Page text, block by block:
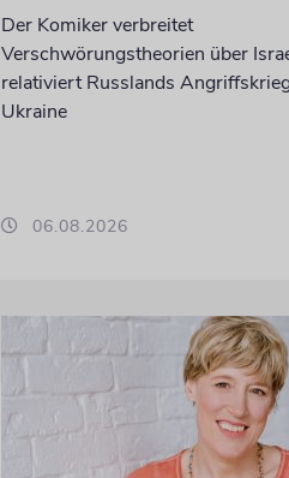
Der Komiker verbreitet
Verschwörungstheorien über
relativiert Russlands
Ukraine
06.08.2026